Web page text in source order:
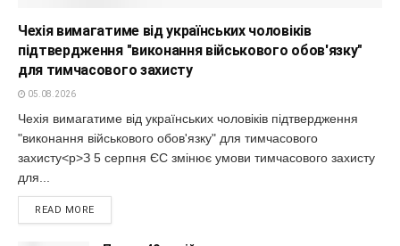
Чехія вимагатиме від українських чоловіків
підтвердження "виконання військового обов'язку"
для тимчасового захисту
05.08.2026
Чехія вимагатиме від українських чоловіків підтвердження
"виконання військового обов'язку" для тимчасового
захисту<p>З 5 серпня ЄС змінює умови тимчасового захисту
для...
READ MORE